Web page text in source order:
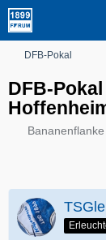
DFB-Pokal
DFB-
Bananenflanke